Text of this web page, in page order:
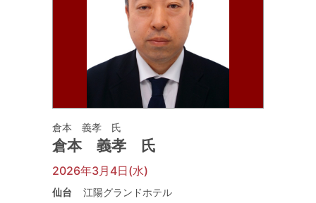
倉本 義孝 氏
倉本 義孝 氏
2026年3月4日(水)
仙台 江陽グランドホテル